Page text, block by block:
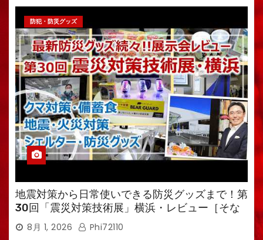
防犯・防災グッズ
地震対策から日常使いできる防災グッズまで！第
30回「震災対策技術展」横浜・レビュー［そな
えるTV・高荷智也］
8月 1, 2026 Phi72110